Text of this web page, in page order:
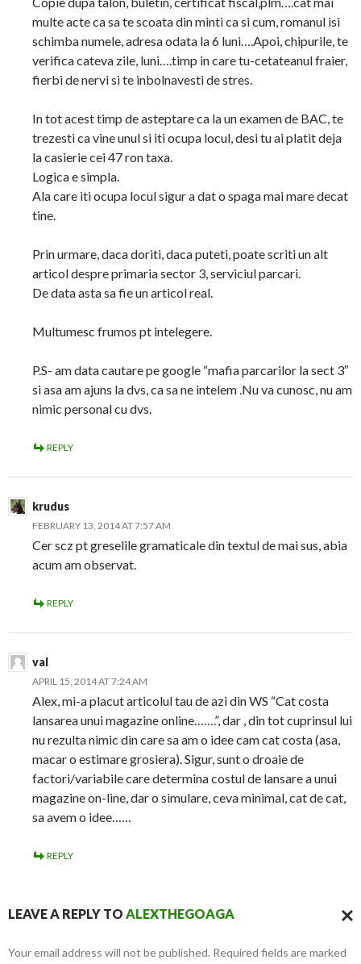
multe acte ca sa te scoata din minti ca si cum, romanul isi
schimba numele, adresa odata la 6 luni….Apoi, chipurile, te
verifica cateva zile, luni….timp in care tu-cetateanul fraier,
fierbi de nervi si te inbolnavesti de stres.
In tot acest timp de asteptare ca la un examen de BAC, te
trezesti ca vine unul si iti ocupa locul, desi tu ai platit deja
la casierie cei 47 ron taxa.
Logica e simpla.
Ala care iti ocupa locul sigur a dat o spaga mai mare decat
tine.
Prin urmare, daca doriti, daca puteti, poate scriti un alt
articol despre primaria sector 3, serviciul parcari.
De data asta sa fie un articol real.
Multumesc frumos pt intelegere.
P.S- am data cautare pe google “mafia parcarilor la sect 3″
si asa am ajuns la dvs, ca sa ne intelem .Nu va cunosc, nu am
nimic personal cu dvs.
REPLY
krudus
FEBRUARY 13, 2014 AT 7:57 AM
Cer scz pt greselile gramaticale din textul de mai sus, abia
acum am observat.
REPLY
val
APRIL 15, 2014 AT 7:24 AM
Alex, mi-a placut articolul tau de azi din WS “Cat costa
lansarea unui magazine online…….”, dar , din tot cuprinsul lui
nu rezulta nimic din care sa am o idee cam cat costa (asa,
macar o estimare grosiera). Sigur, sunt o droaie de
factori/variabile care determina costul de lansare a unui
magazine on-line, dar o simulare, ceva minimal, cat de cat,
sa avem o idee……
REPLY
LEAVE A REPLY TO ALEXTHEGOAGA
Your email address will not be published. Required fields are marked